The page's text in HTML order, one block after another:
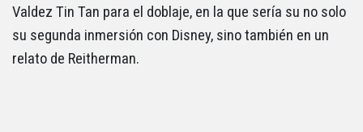
Valdez Tin Tan para el doblaje, en la que sería su no solo
su segunda inmersión con Disney, sino también en un
relato de Reitherman.